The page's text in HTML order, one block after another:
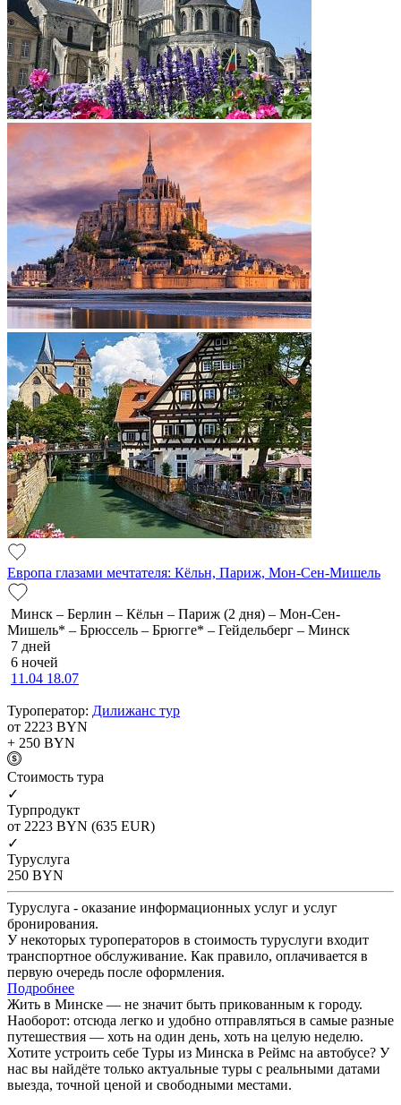
Европа глазами мечтателя: Кёльн, Париж, Мон-Сен-Мишель
Минск – Берлин – Кёльн – Париж (2 дня) – Мон-Сен-
Мишель* – Брюссель – Брюгге* – Гейдельберг – Минск
7 дней
6 ночей
11.04 18.07
Туроператор: Дилижанс тур
от 2223 BYN
+ 250 BYN
Cтоимость тура
✓
Турпродукт
от 2223 BYN (635 EUR)
✓
Туруслуга
250 BYN
Туруслуга - оказание информационных услуг и услуг
бронирования.
У некоторых туроператоров в стоимость туруслуги входит
транспортное обслуживание. Как правило, оплачивается в
первую очередь после оформления.
Подробнее
Жить в Минске — не значит быть прикованным к городу.
Наоборот: отсюда легко и удобно отправляться в самые разные
путешествия — хоть на один день, хоть на целую неделю.
Хотите устроить себе Туры из Минска в Реймс на автобусе? У
нас вы найдёте только актуальные туры с реальными датами
выезда, точной ценой и свободными местами.